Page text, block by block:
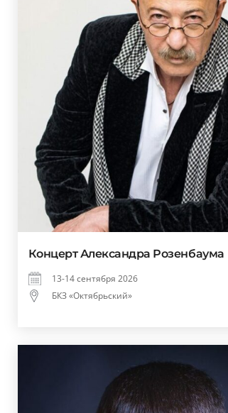
Концерт Александра Розенбаума
13-14 сентября 2026
БКЗ «Октябрьский»